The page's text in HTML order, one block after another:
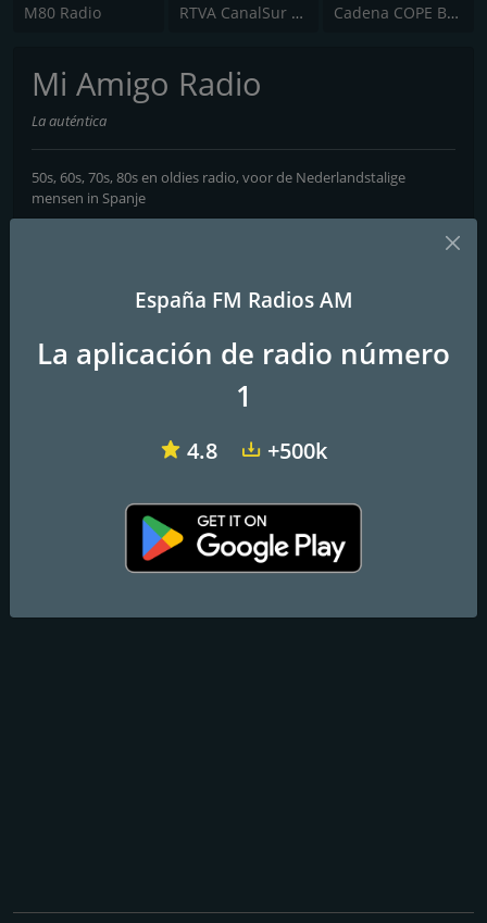
M80 Radio RTVA CanalSur Radio Cadena COPE Barcelona
Mi Amigo Radio
La auténtica
50s, 60s, 70s, 80s en oldies radio, voor de Nederlandstalige
mensen in Spanje
https://miamigo-radio.es
Correo electrónico: edwardklein@miamigo-radio.es
España FM Radios AM
La aplicación de radio número
1
4.8 +500k